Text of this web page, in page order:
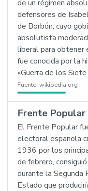
de un régimen
defensores de
de Borbón, cuyo
absolutista
liberal para obtener
fue conocida por la
«Guerra de los
Fuente: wikipedia.org
Frente Popular
El Frente Popular
electoral española
1936 por los
de febrero,
durante la Segunda
Estado que